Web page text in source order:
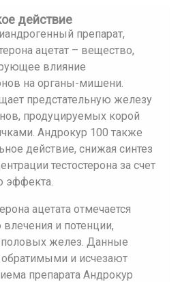
действие
препарат,
ацетат – вещество,
влияние
на органы-мишени.
предстательную железу
продуцируемых корой
Андрокур 100 также
действие, снижая синтез
тестостерона за счет
эффекта.
ацетата отмечается
и потенции,
половых желез. Данные
и исчезают
препарата Андрокур